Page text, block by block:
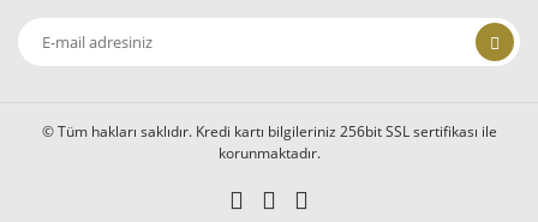
© Tüm hakları saklıdır. Kredi kartı bilgileriniz 256bit SSL sertifikası ile
korunmaktadır.